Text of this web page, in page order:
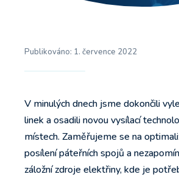
Publikováno: 1. července 2022
V minulých dnech jsme dokončili
linek a osadili novou vysílací
místech. Zaměřujeme se na
posílení páteřních spojů a
záložní zdroje elektřiny, kde je